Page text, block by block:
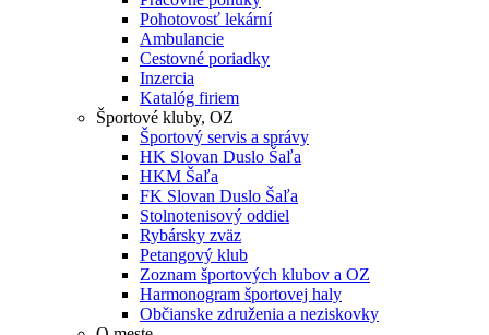
Pohotovosť lekární
Ambulancie
Cestovné poriadky
Inzercia
Katalóg firiem
Športové kluby, OZ
Športový servis a správy
HK Slovan Duslo Šaľa
HKM Šaľa
FK Slovan Duslo Šaľa
Stolnotenisový oddiel
Rybársky zväz
Petangový klub
Zoznam športových klubov a OZ
Harmonogram športovej haly
Občianske združenia a neziskovky